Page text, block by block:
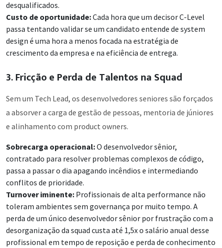
desqualificados.
Custo de oportunidade:Cada hora que um decisor C-Level
passa tentando validar se um candidato entende de system
design é uma hora a menos focada na estratégia de
crescimento da empresa e na eficiência de entrega.
3. Fricção e Perda de Talentos na Squad
Sem um Tech Lead, os desenvolvedores seniores são forçados
a absorver a carga de gestão de pessoas, mentoria de júniores
e alinhamento com product owners.
Sobrecarga operacional:O desenvolvedor sênior,
contratado para resolver problemas complexos de código,
passa a passar o dia apagando incêndios e intermediando
conflitos de prioridade.
Turnover iminente: Profissionais de alta performance não
toleram ambientes sem governança por muito tempo. A
perda de um único desenvolvedor sênior por frustração com a
desorganização da squad custa até 1,5x o salário anual desse
profissional em tempo de reposição e perda de conhecimento